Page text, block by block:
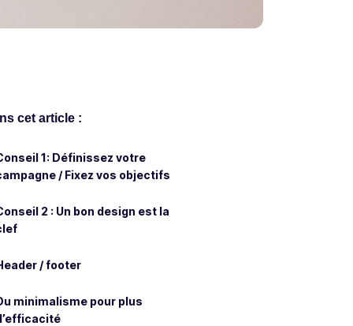
cet article :
1: Définissez votre
/ Fixez vos objectifs
2 : Un bon design est la
/ footer
minimalisme pour plus